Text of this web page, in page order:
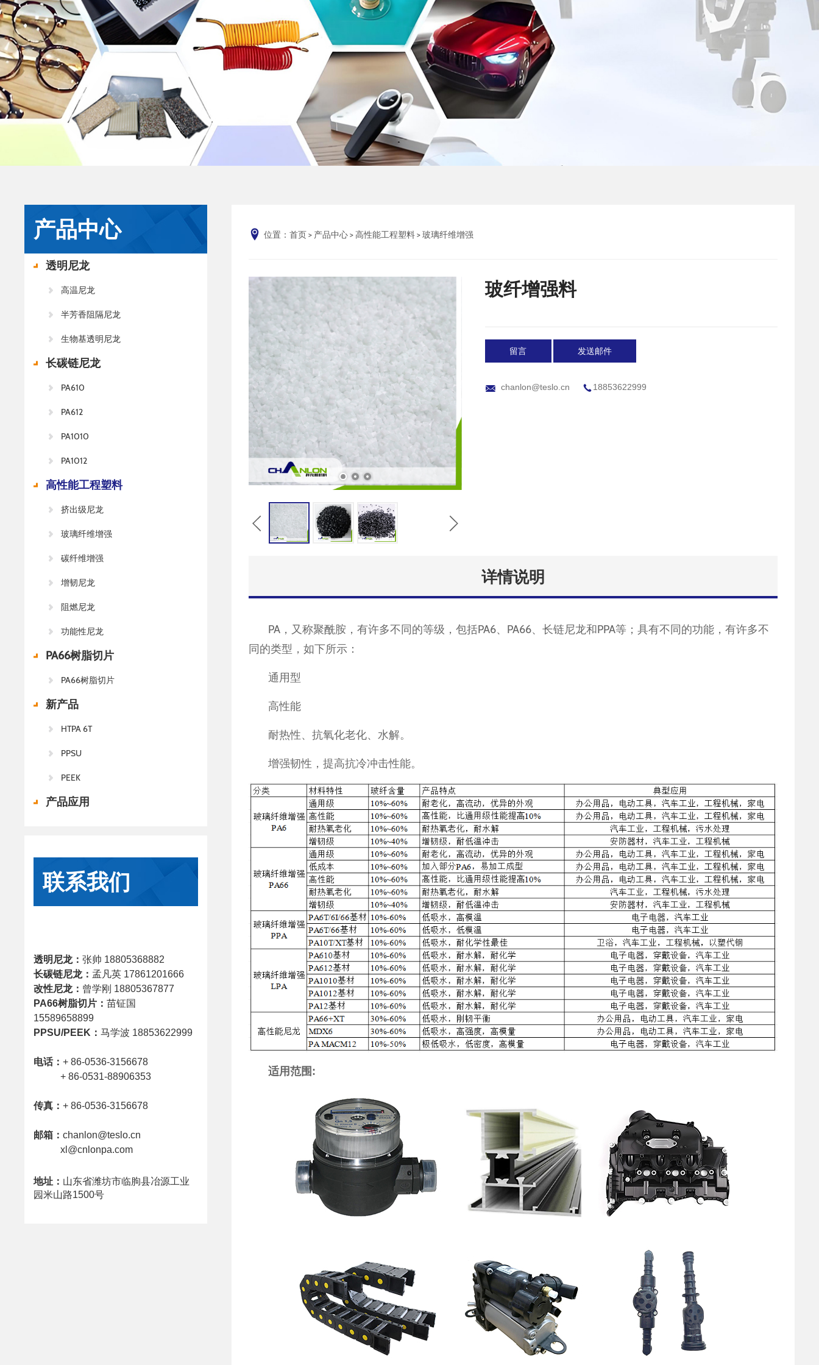
产品中心
透明尼龙
高温尼龙
半芳香阻隔尼龙
生物基透明尼龙
长碳链尼龙
PA610
PA612
PA1010
PA1012
高性能工程塑料
挤出级尼龙
玻璃纤维增强
碳纤维增强
增韧尼龙
阻燃尼龙
功能性尼龙
PA66树脂切片
PA66树脂切片
新产品
HTPA 6T
PPSU
PEEK
产品应用
联系我们
透明尼龙：张帅 18805368882
长碳链尼龙： 孟凡英 17861201666
改性尼龙： 曾学刚 18805367877
PA66树脂切片：苗钲国
15589658899
PPSU/PEEK ：马学波 18853622999
电话：+ 86-0536-3156678
+ 86-0531-88906353
传真：+ 86-0536-3156678
邮箱：chanlon@teslo.cn
xl@cnlonpa.com
地址： 山东省潍坊市临朐县冶源工业
园米山路1500号
位置：首页> 产品中心>高性能工程塑料>玻璃纤维增强
玻纤增强料
留言 发送邮件
chanlon@teslo.cn 18853622999
详情说明
PA，又称聚酰胺，有许多不同的等级，包括PA6、PA66、长链尼龙和PPA等；具有不同的功能，有许多不
同的类型，如下所示：
通用型
高性能
耐热性、抗氧化老化、水解。
增强韧性，提高抗冷冲击性能。
适用范围: